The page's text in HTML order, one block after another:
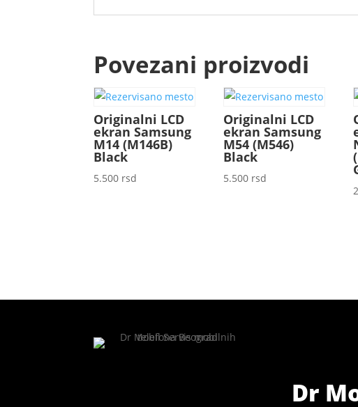
Povezani proizvodi
Originalni LCD
ekran Samsung
M14 (M146B)
Black
5.500 rsd
Originalni LCD
ekran Samsung
M54 (M546)
Black
5.500 rsd
Dr